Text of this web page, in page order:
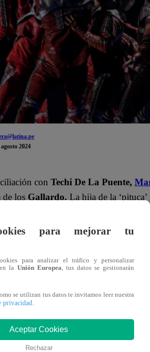
2024
con Techi De La Puente,
de los Gallardo. La hija de la
de su casa detrás de la joven.
planes que tiene para su futuro.
Me alegro por ti”,
que extraña vivir en el barrio.
para mejorar tu
para analizar el tráfico y personalizar
la Unión Europea , tus datos se gestionarán
se utilizan tus datos te invitamos leer nuestra
privacidad
Aceptar Cookies
Rechazar